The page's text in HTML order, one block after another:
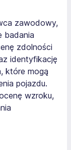
zawodowy,
badania
zdolności
identyfikację
które mogą
pojazdu.
wzroku,